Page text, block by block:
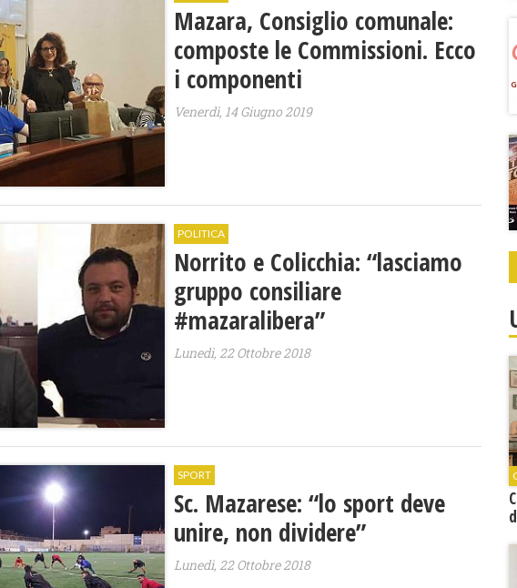
Mazara, Consiglio comunale:
composte le Commissioni. Ecco
i componenti
Venerdì, 14 Giugno 2019
POLITICA
Norrito e Colicchia: “lasciamo
gruppo consiliare
#mazaralibera”
Lunedì, 22 Ottobre 2018
SPORT
Sc. Mazarese: “lo sport deve
unire, non dividere”
Lunedì, 22 Ottobre 2018